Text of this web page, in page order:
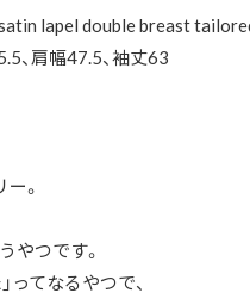
lapel double breast
、肩幅47.5、袖丈63
。
やつです。
ってなるやつで、